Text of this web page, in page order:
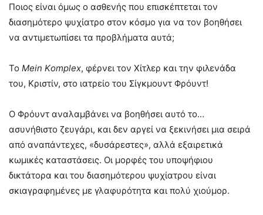
Ποιος είναι όμως ο ασθενής που επισκέπτεται τον
διασημότερο ψυχίατρο στον κόσμο για να τον βοηθήσει
να αντιμετωπίσει τα προβλήματα αυτά;
Το Mein Κomplex, φέρνει τον Χίτλερ και την φιλενάδα
του, Κριστίν, στο ιατρείο του Σίγκμουντ Φρόυντ!
Ο Φρόυντ αναλαμβάνει να βοηθήσει αυτό το…
ασυνήθιστο ζευγάρι, και δεν αργεί να ξεκινήσει μια σειρά
από αναπάντεχες, «δυσάρεστες», αλλά εξαιρετικά
κωμικές καταστάσεις. Οι μορφές του υποψήφιου
δικτάτορα και του διασημότερου ψυχίατρου είναι
σκιαγραφημένες με γλαφυρότητα και πολύ χιούμορ.